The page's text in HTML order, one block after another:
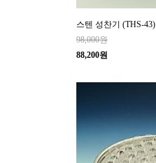
스텐 성찬기 (THS-43)
98,000원
88,200원